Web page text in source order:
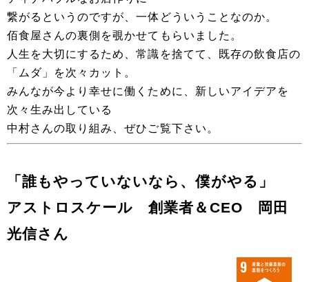
繋がるというのですが、一体どういうことなのか。
佰食屋さんの裏側を覗かせてもらいました。
人生を大切にするため、常識を捨てて、既存の飲食店の
「ムダ」を次々カット。
みんなが今より幸せに働くために、新しいアイデアを
次々生み出している
中村さんの取り組み、ぜひご覧下さい。
「誰もやっていないなら、僕がやる」
アストロスケール 創業者＆CEO 岡田
光信さん